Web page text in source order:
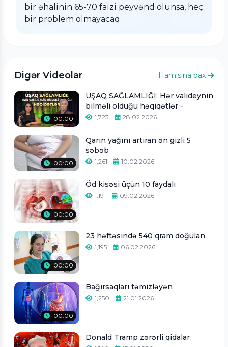
bir əhalinin 65-70 faizi peyvənd olunsa, heç
bir problem olmayacaq.
Digər Videolar Hamısına bax
00:00
UŞAQ SAĞLAMLIĞI: Hər valideynin
bilməli olduğu həqiqətlər -
1,723 28.02.2026
00:00
Qarın yağını artıran ən gizli 5
səbəb
1,261 10.02.2026
00:00
Öd kisəsi üçün 10 faydalı
1,191 09.02.2026
00:00
23 həftəsində 540 qram doğulan
1,195 06.02.2026
00:00
Bağırsaqları təmizləyən
1,250 21.01.2026
Donald Tramp zərərli qidalar